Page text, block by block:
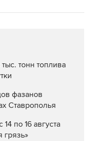
тонн топлива
фазанов
Ставрополья
по 16 августа
грязь»